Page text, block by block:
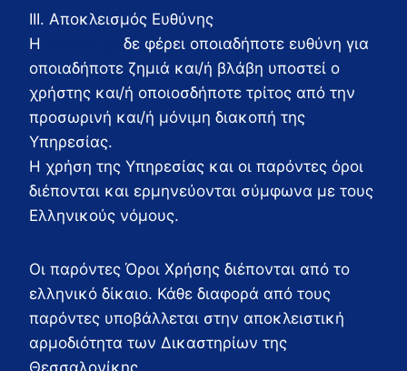
ΙΙΙ. Αποκλεισμός Ευθύνης
Η
δε φέρει οποιαδήποτε ευθύνη για
οποιαδήποτε ζημιά και/ή βλάβη υποστεί ο
χρήστης και/ή οποιοσδήποτε τρίτος από την
προσωρινή και/ή μόνιμη διακοπή της
Υπηρεσίας.
Η χρήση της Υπηρεσίας και οι παρόντες όροι
διέπονται και ερμηνεύονται σύμφωνα με τους
Ελληνικούς νόμους.
Οι παρόντες Όροι Χρήσης διέπονται από το
ελληνικό δίκαιο. Κάθε διαφορά από τους
παρόντες υποβάλλεται στην αποκλειστική
αρμοδιότητα των Δικαστηρίων της
Θεσσαλονίκης.